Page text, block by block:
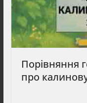
Порівняння
про